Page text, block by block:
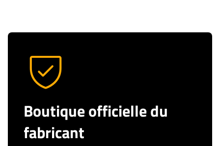
Boutique officielle du
fabricant